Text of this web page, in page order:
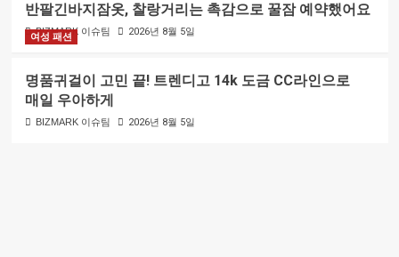
반팔긴바지잠옷, 찰랑거리는 촉감으로 꿀잠 예약했어요
BIZMARK 이슈팀 2026년 8월 5일
여성 패션
명품귀걸이 고민 끝! 트렌디고 14k 도금 CC라인으로
매일 우아하게
BIZMARK 이슈팀 2026년 8월 5일